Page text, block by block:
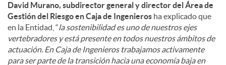
David Murano, subdirector general y director del Área de
Gestión del Riesgo en Caja de Ingenieros ha explicado que
en la Entidad, “la sostenibilidad es uno de nuestros ejes
vertebradores y está presente en todos nuestros ámbitos de
actuación. En Caja de Ingenieros trabajamos activamente
para ser parte de la transición hacia una economía baja en